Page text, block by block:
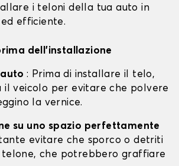
i teloni della tua auto in
efficiente.
dell'installazione
auto: Prima di installare il telo,
il veicolo per evitare che polvere
la vernice.
su uno spazio perfettamente
evitare che sporco o detriti
telone, che potrebbero graffiare